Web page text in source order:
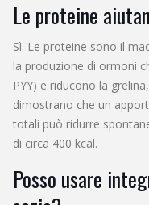
Le proteine
Sì. Le proteine sono il
la produzione di ormoni
PYY) e riducono la
dimostrano che un
totali può ridurre
di circa 400 kcal.
Posso usare